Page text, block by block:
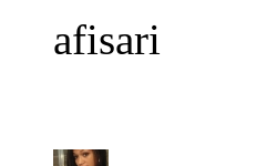
afisari